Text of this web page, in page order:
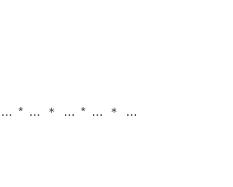
* … ＊ … * … ＊ …